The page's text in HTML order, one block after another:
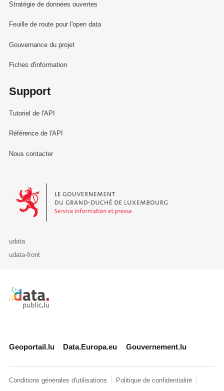
Stratégie de données ouvertes
Feuille de route pour l'open data
Gouvernance du projet
Fiches d'information
Support
Tutoriel de l'API
Référence de l'API
Nous contacter
Le Gouvernement du Grand-Duché de Luxembourg - Service
udata
udata-front
Retour à l'accueil de data.public.lu
Geoportail.lu Data.Europa.eu Gouvernement.lu
Conditions générales d'utilisations Politique de confidentialité